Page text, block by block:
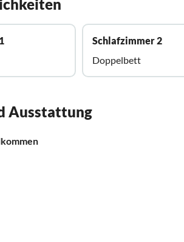
Schlafzimmer 2
Doppelbett
Ausstattung